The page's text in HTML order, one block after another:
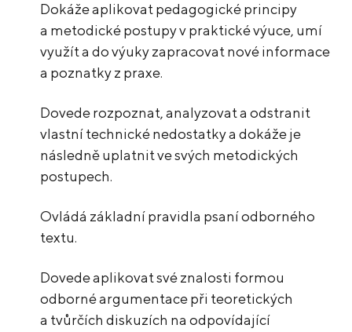
Dokáže aplikovat pedagogické principy
a metodické postupy v praktické výuce, umí
využít a do výuky zapracovat nové informace
a poznatky z praxe.
Dovede rozpoznat, analyzovat a odstranit
vlastní technické nedostatky a dokáže je
následně uplatnit ve svých metodických
postupech.
Ovládá základní pravidla psaní odborného
textu.
Dovede aplikovat své znalosti formou
odborné argumentace při teoretických
a tvůrčích diskuzích na odpovídající